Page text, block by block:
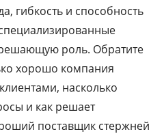
гибкость и способность
роль. Обратите
хорошо компания
насколько
и как решает
поставщик стержней